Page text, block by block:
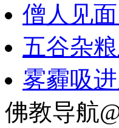
僧人见
五谷杂
雾霾吸
佛教导航